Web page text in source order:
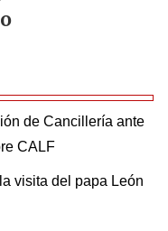
de Cancillería ante
CALF
visita del papa León